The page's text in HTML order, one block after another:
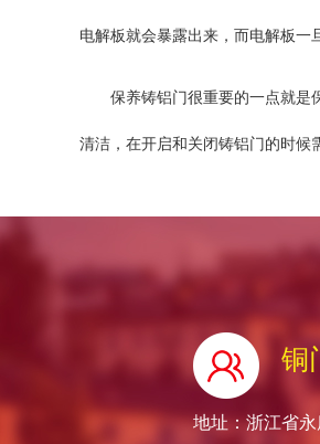
电解板就会暴露出来，而电解板一
保养铸铝门很重要的一点就是
清洁，在开启和关闭铸铝门的时候
铜
地址：浙江省永